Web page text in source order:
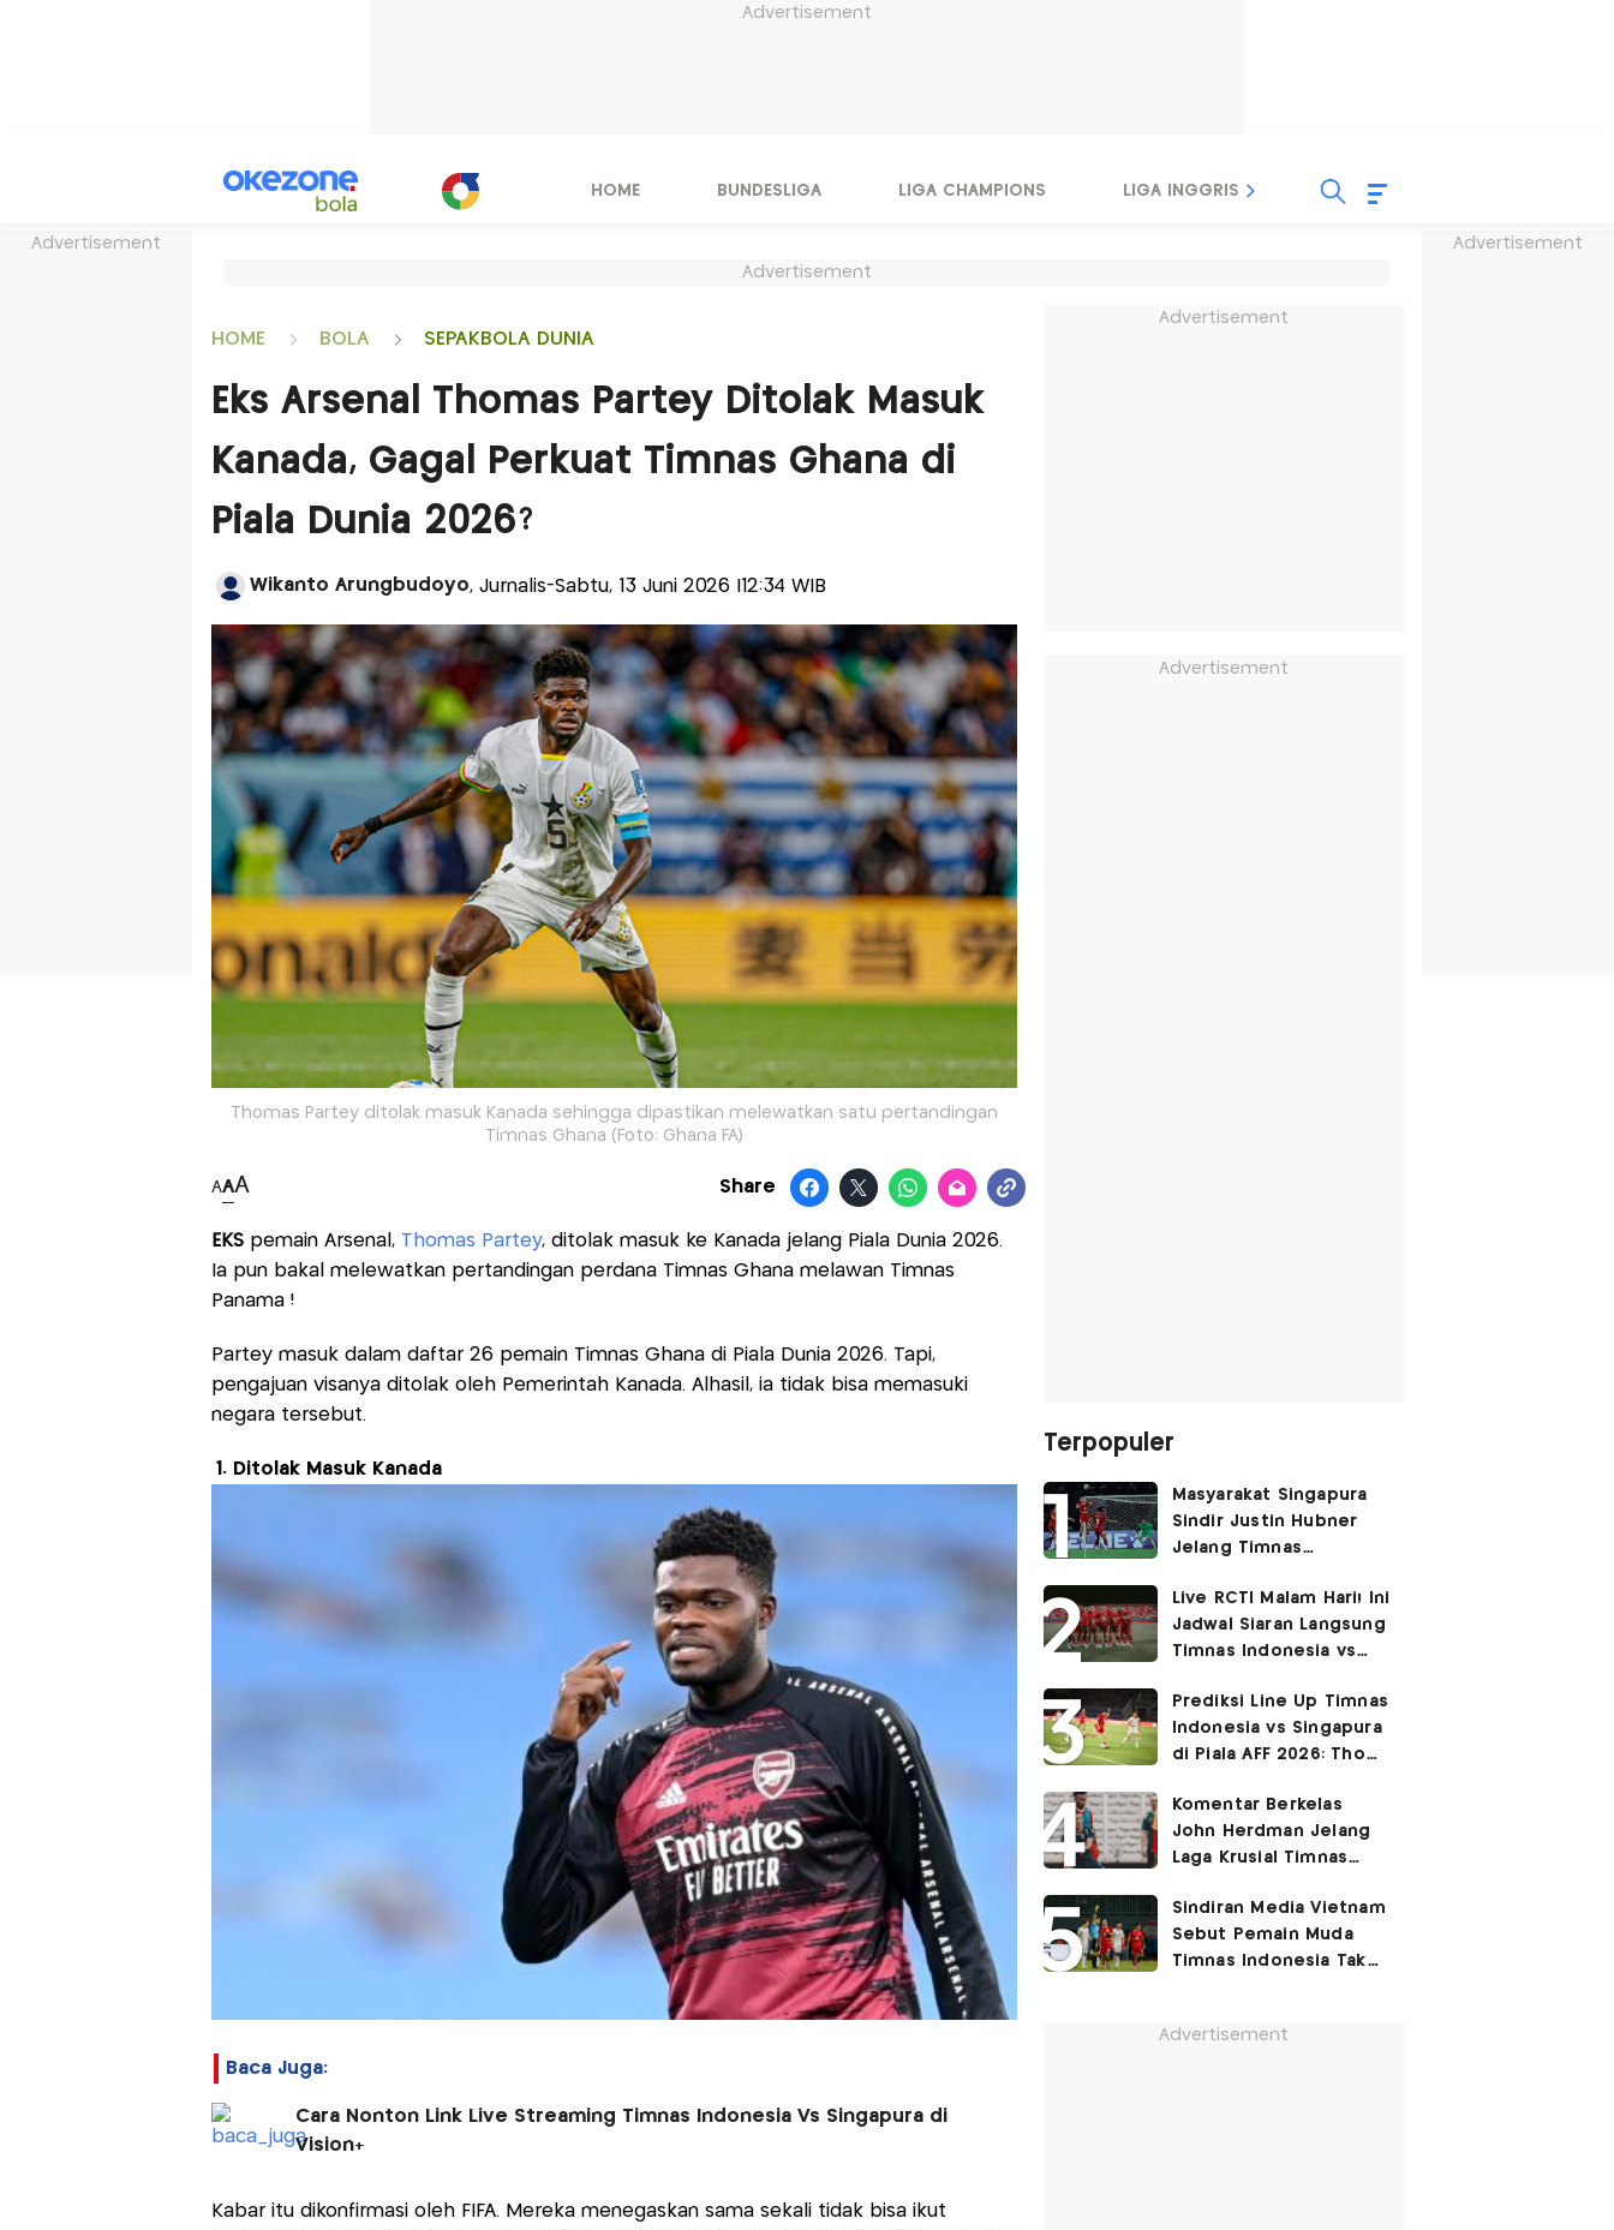
Advertisement
Advertisement Advertisement
HOME BUNDESLIGA LIGA CHAMPIONS LIGA INGGRIS LIGA ITALIA
Advertisement
HOME BOLA SEPAKBOLA DUNIA
Eks Arsenal Thomas Partey Ditolak Masuk
Kanada, Gagal Perkuat Timnas Ghana di
Piala Dunia 2026?
Wikanto Arungbudoyo, Jurnalis-Sabtu, 13 Juni 2026 |12:34 WIB
Thomas Partey ditolak masuk Kanada sehingga dipastikan melewatkan satu pertandingan
Timnas Ghana (Foto: Ghana FA)
AAA Share
EKSpemain Arsenal, Thomas Partey, ditolak masuk ke Kanada jelang Piala Dunia 2026.
Ia pun bakal melewatkan pertandingan perdana Timnas Ghana melawan Timnas
Panama !
Partey masuk dalam daftar 26 pemain Timnas Ghana di Piala Dunia 2026. Tapi,
pengajuan visanya ditolak oleh Pemerintah Kanada. Alhasil, ia tidak bisa memasuki
negara tersebut.
1. Ditolak Masuk Kanada
Baca Juga:
Cara Nonton Link Live Streaming Timnas Indonesia Vs Singapura di
Vision+
Kabar itu dikonfirmasi oleh FIFA. Mereka menegaskan sama sekali tidak bisa ikut
Advertisement
Advertisement
Terpopuler
Masyarakat Singapura
Sindir Justin Hubner
Jelang Timnas
Ia Seolah-olah Lahir di
Permukiman Kumuh
Jakarta Barat!
Live RCTI Malam Hari! Ini
Jadwal Siaran Langsung
Timnas Indonesia vs
2026
Prediksi Line Up Timnas
Indonesia vs Singapura
di Piala AFF 2026: Thom
Tengah!
Komentar Berkelas
John Herdman Jelang
Laga Krusial Timnas
di Piala AFF 2026
Sindiran Media Vietnam
Sebut Pemain Muda
Timnas Indonesia Tak
Advertisement